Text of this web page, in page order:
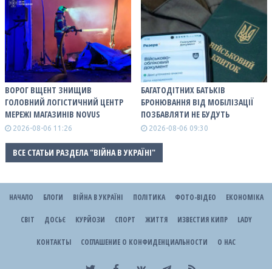
ВОРОГ ВЩЕНТ ЗНИЩИВ
ГОЛОВНИЙ ЛОГІСТИЧНИЙ ЦЕНТР
МЕРЕЖІ МАГАЗИНІВ NOVUS
2026-08-06 11:26
БАГАТОДІТНИХ БАТЬКІВ
БРОНЮВАННЯ ВІД МОБІЛІЗАЦІЇ
ПОЗБАВЛЯТИ НЕ БУДУТЬ
2026-08-06 09:30
ВСЕ СТАТЬИ РАЗДЕЛА "ВІЙНА В УКРАЇНІ"
НАЧАЛО БЛОГИ ВІЙНА В УКРАЇНІ ПОЛІТИКА ФОТО-ВІДЕО ЕКОНОМІКА
СВІТ ДОСЬЄ КУРЙОЗИ СПОРТ ЖИТТЯ ИЗВЕСТИЯ КИПР LADY
КОНТАКТЫ СОГЛАШЕНИЕ О КОНФИДЕНЦИАЛЬНОСТИ О НАС